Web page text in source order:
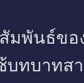
มพันธ์ของ
บทบาทส